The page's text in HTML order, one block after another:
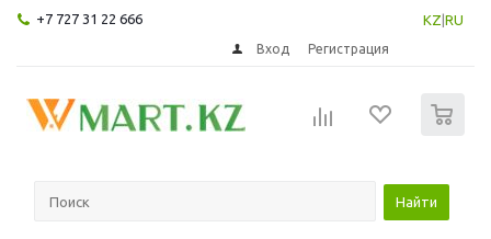
+7 727 31 22 666 KZ RU
Вход Регистрация
Найти